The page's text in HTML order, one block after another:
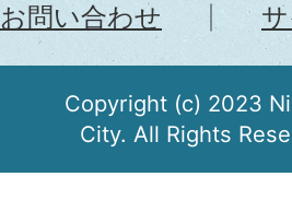
お問い合わせ
Copyright (c) 2023
City. All Rights